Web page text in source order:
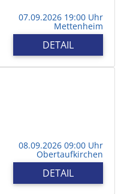
07.09.2026 19:00 Uhr
Mettenheim
DETAIL
08.09.2026 09:00 Uhr
Obertaufkirchen
DETAIL